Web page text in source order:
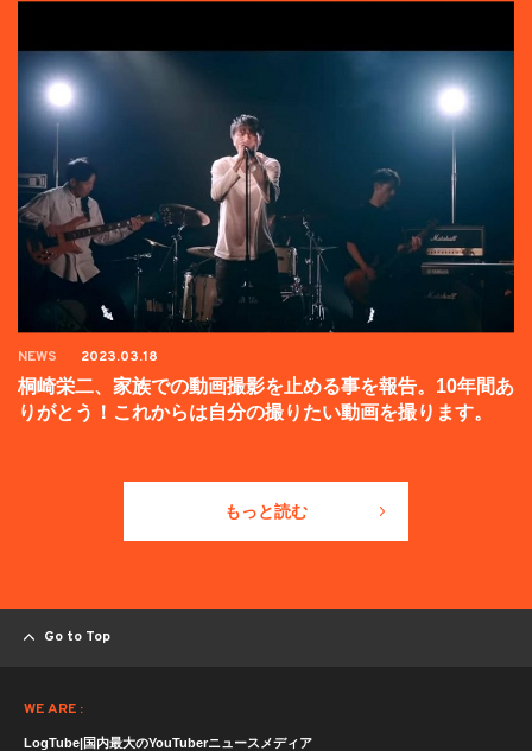
NEWS 2023.03.18
桐崎栄二、家族での動画撮影を止める事を報告。10年間あ
りがとう！これからは自分の撮りたい動画を撮ります。
もっと読む
Go to Top
WE ARE :
LogTube|国内最大のYouTuberニュースメディア